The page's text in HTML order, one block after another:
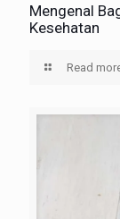
Mengenal
Kesehatan
Read